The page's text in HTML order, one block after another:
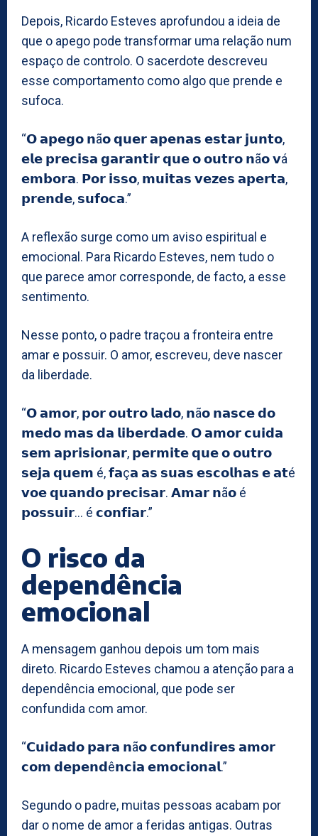
Depois, Ricardo Esteves aprofundou a ideia de
que o apego pode transformar uma relação num
espaço de controlo. O sacerdote descreveu
esse comportamento como algo que prende e
sufoca.
“𝗢 𝗮𝗽𝗲𝗴𝗼 𝗻ã𝗼 𝗾𝘂𝗲𝗿 𝗮𝗽𝗲𝗻𝗮𝘀 𝗲𝘀𝘁𝗮𝗿 𝗷𝘂𝗻𝘁𝗼,
𝗲𝗹𝗲 𝗽𝗿𝗲𝗰𝗶𝘀𝗮 𝗴𝗮𝗿𝗮𝗻𝘁𝗶𝗿 𝗾𝘂𝗲 𝗼 𝗼𝘂𝘁𝗿𝗼 𝗻ã𝗼 𝘃á
𝗲𝗺𝗯𝗼𝗿𝗮. 𝗣𝗼𝗿 𝗶𝘀𝘀𝗼, 𝗺𝘂𝗶𝘁𝗮𝘀 𝘃𝗲𝘇𝗲𝘀 𝗮𝗽𝗲𝗿𝘁𝗮,
𝗽𝗿𝗲𝗻𝗱𝗲, 𝘀𝘂𝗳𝗼𝗰𝗮.”
A reflexão surge como um aviso espiritual e
emocional. Para Ricardo Esteves, nem tudo o
que parece amor corresponde, de facto, a esse
sentimento.
Nesse ponto, o padre traçou a fronteira entre
amar e possuir. O amor, escreveu, deve nascer
da liberdade.
“𝗢 𝗮𝗺𝗼𝗿, 𝗽𝗼𝗿 𝗼𝘂𝘁𝗿𝗼 𝗹𝗮𝗱𝗼, 𝗻ã𝗼 𝗻𝗮𝘀𝗰𝗲 𝗱𝗼
𝗺𝗲𝗱𝗼 𝗺𝗮𝘀 𝗱𝗮 𝗹𝗶𝗯𝗲𝗿𝗱𝗮𝗱𝗲. 𝗢 𝗮𝗺𝗼𝗿 𝗰𝘂𝗶𝗱𝗮
𝘀𝗲𝗺 𝗮𝗽𝗿𝗶𝘀𝗶𝗼𝗻𝗮𝗿, 𝗽𝗲𝗿𝗺𝗶𝘁𝗲 𝗾𝘂𝗲 𝗼 𝗼𝘂𝘁𝗿𝗼
𝘀𝗲𝗷𝗮 𝗾𝘂𝗲𝗺 é, 𝗳𝗮ç𝗮 𝗮𝘀 𝘀𝘂𝗮𝘀 𝗲𝘀𝗰𝗼𝗹𝗵𝗮𝘀 𝗲 𝗮𝘁é
𝘃𝗼𝗲 𝗾𝘂𝗮𝗻𝗱𝗼 𝗽𝗿𝗲𝗰𝗶𝘀𝗮𝗿. 𝗔𝗺𝗮𝗿 𝗻ã𝗼 é
𝗽𝗼𝘀𝘀𝘂𝗶𝗿… é 𝗰𝗼𝗻𝗳𝗶𝗮𝗿.”
O risco da
dependência
emocional
A mensagem ganhou depois um tom mais
direto. Ricardo Esteves chamou a atenção para a
dependência emocional, que pode ser
confundida com amor.
“𝗖𝘂𝗶𝗱𝗮𝗱𝗼 𝗽𝗮𝗿𝗮 𝗻ã𝗼 𝗰𝗼𝗻𝗳𝘂𝗻𝗱𝗶𝗿𝗲𝘀 𝗮𝗺𝗼𝗿
𝗰𝗼𝗺 𝗱𝗲𝗽𝗲𝗻𝗱ê𝗻𝗰𝗶𝗮 𝗲𝗺𝗼𝗰𝗶𝗼𝗻𝗮𝗹.”
Segundo o padre, muitas pessoas acabam por
dar o nome de amor a feridas antigas. Outras